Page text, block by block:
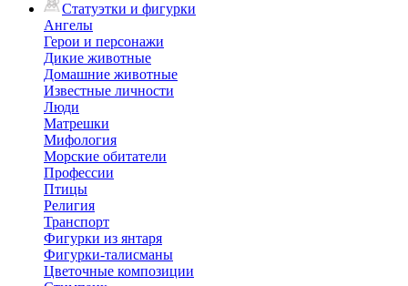
Статуэтки и фигурки
Ангелы
Герои и персонажи
Дикие животные
Домашние животные
Известные личности
Люди
Матрешки
Мифология
Морские обитатели
Профессии
Птицы
Религия
Транспорт
Фигурки из янтаря
Фигурки-талисманы
Цветочные композиции